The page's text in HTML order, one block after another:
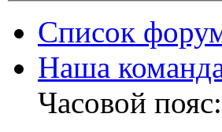
Список
Наша
Часовой